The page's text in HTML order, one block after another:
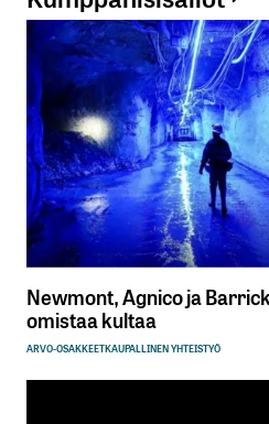
Newmont, Agnico ja
omistaa kultaa
ARVO-OSAKKEETKAUPALLINEN YHTEISTYÖ